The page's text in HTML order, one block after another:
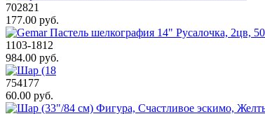
702821
177.00 руб.
1103-1812
984.00 руб.
754177
60.00 руб.